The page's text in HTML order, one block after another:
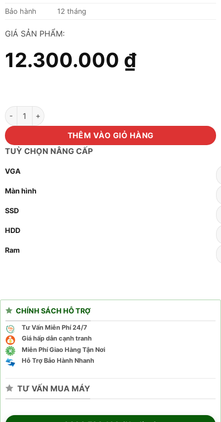
Bảo hành
12 tháng
GIÁ SẢN PHẨM:
12.300.000 ₫
Máy tính Core i7 12700/Ram 8GB/SSD 256GB/VGA 1030 2GB
THÊM VÀO GIỎ HÀNG
TUỲ CHỌN NÂNG CẤP
VGA
Màn hình
SSD
HDD
Ram
CHÍNH SÁCH HỖ TRỢ
Tư Vấn Miễn Phí 24/7
Giá hấp dẫn cạnh tranh
Miễn Phí Giao Hàng Tận Nơi
Hỗ Trợ Bảo Hành Nhanh
TƯ VẤN MUA MÁY